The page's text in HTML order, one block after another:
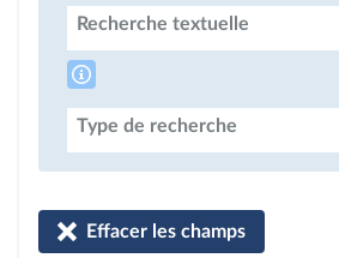
Recherche textuelle
Type de recherche
Effacer les champs